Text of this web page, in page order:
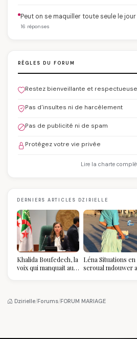
Peut on se maquiller toute seule le
16 réponses
RÈGLES DU FORUM
Restez bienveillante et respectueuse
Pas d'insultes ni de harcèlement
Pas de publicité ni de spam
Protégez votre vie privée
Lire la charte
DERNIERS ARTICLES DZIRIELLE
Khalida Boufedech, la
voix qui manquait au
Léna Situations en
seroual mdouwer
pièce mode de l'été
Dzirielle/Forums/FORUM MARIAGE